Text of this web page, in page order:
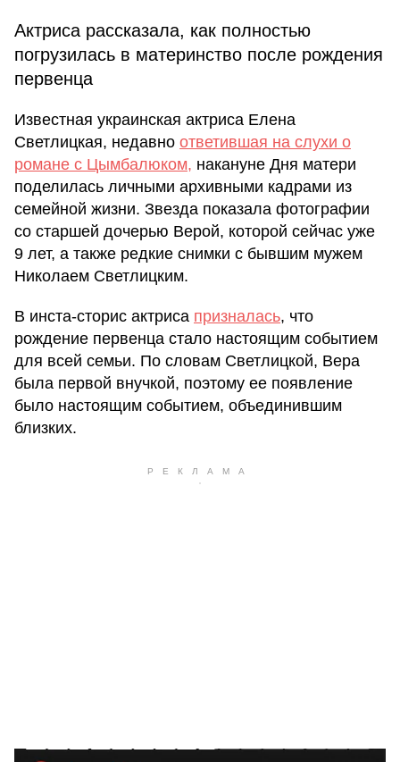
Актриса рассказала, как полностью
погрузилась в материнство после рождения
первенца
Известная украинская актриса Елена
Светлицкая, недавно ответившая на слухи о
романе с Цымбалюком, накануне Дня матери
поделилась личными архивными кадрами из
семейной жизни. Звезда показала фотографии
со старшей дочерью Верой, которой сейчас уже
9 лет, а также редкие снимки с бывшим мужем
Николаем Светлицким.
В инста-сторис актриса призналась, что
рождение первенца стало настоящим событием
для всей семьи. По словам Светлицкой, Вера
была первой внучкой, поэтому ее появление
было настоящим событием, объединившим
близких.